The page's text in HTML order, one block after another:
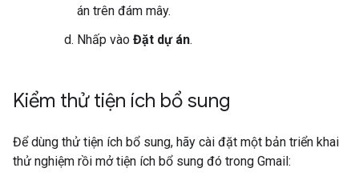
án trên đám mây.
Nhấp vào Đặt dự án.
Kiểm thử tiện ích bổ sung
Để dùng thử tiện ích bổ sung, hãy cài đặt một bản triển khai
thử nghiệm rồi mở tiện ích bổ sung đó trong Gmail: